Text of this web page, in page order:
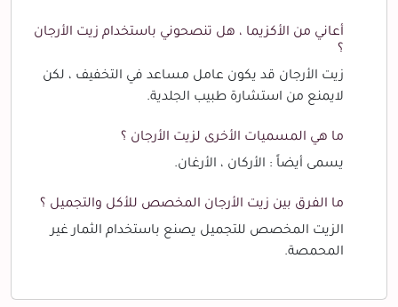
أعاني من الأكزيما ، هل تنصحوني باستخدام زيت الأرجان
؟
زيت الأرجان قد يكون عامل مساعد في التخفيف ، لكن
لايمنع من استشارة طبيب الجلدية.
ما هي المسميات الأخرى لزيت الأرجان ؟
يسمى أيضاً : الأركان ، الأرغان.
ما الفرق بين زيت الأرجان المخصص للأكل والتجميل ؟
الزيت المخصص للتجميل يصنع باستخدام الثمار غير
المحمصة.